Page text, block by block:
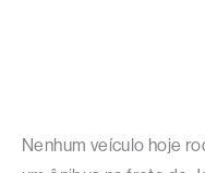
Nenhum veículo hoje